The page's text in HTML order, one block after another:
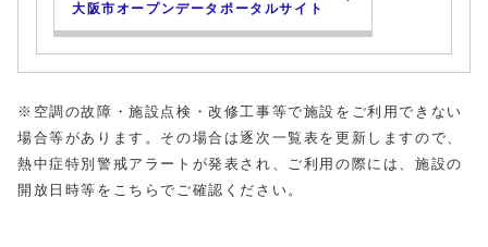
大阪市オープンデータポータルサイト
※空調の故障・施設点検・改修工事等で施設をご利用できない
場合等があります。その場合は逐次一覧表を更新しますので、
熱中症特別警戒アラートが発表され、ご利用の際には、施設の
開放日時等をこちらでご確認ください。